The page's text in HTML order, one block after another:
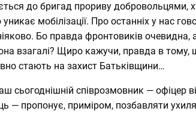
до бригад прориву добровольцями,
уникає мобілізації. Про останніх у нас
Бо правда фронтовиків очевидна,
взагалі? Щиро кажучи, правда в тому,
стають на захист Батьківщини…
сьогоднішній співрозмовник — офіцер
— пропонує, приміром, позбавляти